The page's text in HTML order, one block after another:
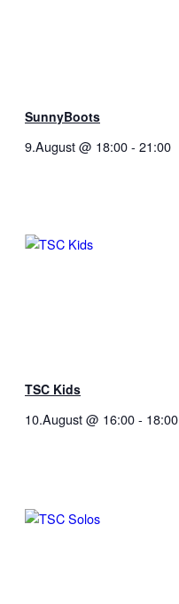
SunnyBoots
9.August @ 18:00- 21:00
TSC Kids
10.August @ 16:00- 18:00